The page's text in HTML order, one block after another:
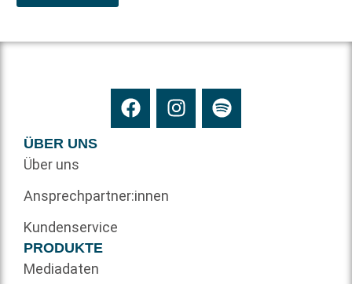
ÜBER UNS
Über uns
Ansprechpartner:innen
Kundenservice
PRODUKTE
Mediadaten